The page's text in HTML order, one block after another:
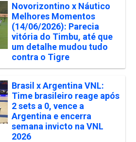
Novorizontino x Náutico
Melhores Momentos
(14/06/2026): Parecia
vitória do Timbu, até que
um detalhe mudou tudo
contra o Tigre
Brasil x Argentina VNL:
Time brasileiro reage após
2 sets a 0, vence a
Argentina e encerra
semana invicto na VNL
2026